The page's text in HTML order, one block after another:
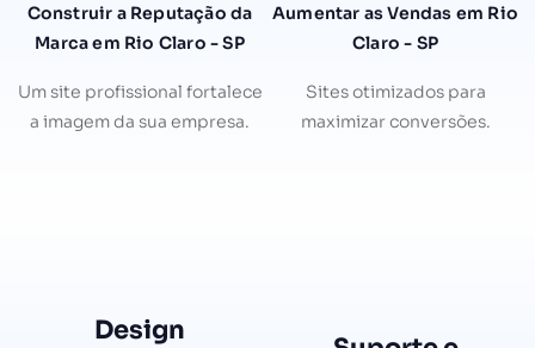
Construir a Reputação da
Marca em Rio Claro - SP
Um site profissional fortalece
a imagem da sua empresa.
Aumentar as Vendas em Rio
Claro - SP
Sites otimizados para
maximizar conversões.
Design